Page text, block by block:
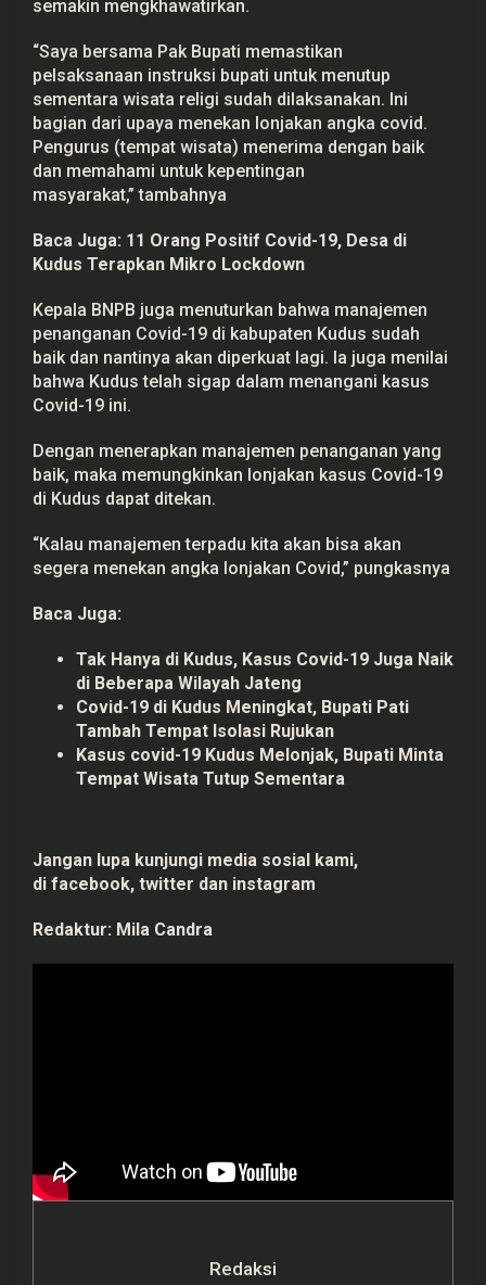
semakin mengkhawatirkan.
“Saya bersama Pak Bupati memastikan
pelsaksanaan instruksi bupati untuk menutup
sementara wisata religi sudah dilaksanakan. Ini
bagian dari upaya menekan lonjakan angka covid.
Pengurus (tempat wisata) menerima dengan baik
dan memahami untuk kepentingan
masyarakat,” tambahnya
Baca Juga: 11 Orang Positif Covid-19, Desa di
Kudus Terapkan Mikro Lockdown
Kepala BNPB juga menuturkan bahwa manajemen
penanganan Covid-19 di kabupaten Kudus sudah
baik dan nantinya akan diperkuat lagi. Ia juga menilai
bahwa Kudus telah sigap dalam menangani kasus
Covid-19 ini.
Dengan menerapkan manajemen penanganan yang
baik, maka memungkinkan lonjakan kasus Covid-19
di Kudus dapat ditekan.
“Kalau manajemen terpadu kita akan bisa akan
segera menekan angka lonjakan Covid,” pungkasnya
Baca Juga:
Tak Hanya di Kudus, Kasus Covid-19 Juga Naik
di Beberapa Wilayah Jateng
Covid-19 di Kudus Meningkat, Bupati Pati
Tambah Tempat Isolasi Rujukan
Kasus covid-19 Kudus Melonjak, Bupati Minta
Tempat Wisata Tutup Sementara
Jangan lupa kunjungi media sosial kami,
di facebook, twitter dan instagram
Redaktur: Mila Candra
Redaksi